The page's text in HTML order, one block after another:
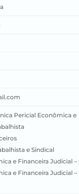
Pericial Econômica e
e Sindical
e Financeira Judicial –
e Financeira Judicial –